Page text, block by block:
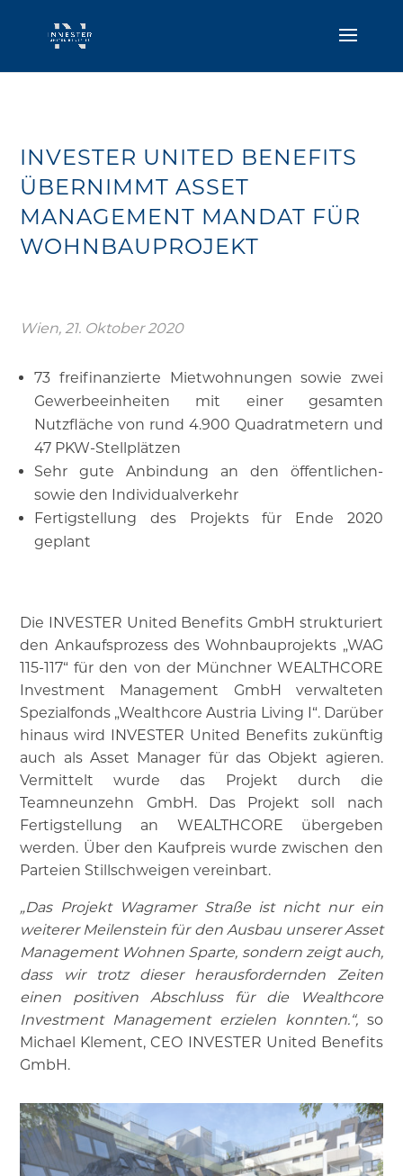
INVESTER UNITED BENEFITS
ÜBERNIMMT ASSET
MANAGEMENT MANDAT FÜR
WOHNBAUPROJEKT
Wien, 21. Oktober 2020
73 freifinanzierte Mietwohnungen sowie zwei
Gewerbeeinheiten mit einer gesamten
Nutzfläche von rund 4.900 Quadratmetern und
47 PKW-Stellplätzen
Sehr gute Anbindung an den öffentlichen-
sowie den Individualverkehr
Fertigstellung des Projekts für Ende 2020
geplant
Die INVESTER United Benefits GmbH strukturiert
den Ankaufsprozess des Wohnbauprojekts „WAG
115-117“ für den von der Münchner WEALTHCORE
Investment Management GmbH verwalteten
Spezialfonds „Wealthcore Austria Living I“. Darüber
hinaus wird INVESTER United Benefits zukünftig
auch als Asset Manager für das Objekt agieren.
Vermittelt wurde das Projekt durch die
Teamneunzehn GmbH. Das Projekt soll nach
Fertigstellung an WEALTHCORE übergeben
werden. Über den Kaufpreis wurde zwischen den
Parteien Stillschweigen vereinbart.
„Das Projekt Wagramer Straße ist nicht nur ein
weiterer Meilenstein für den Ausbau unserer Asset
Management Wohnen Sparte, sondern zeigt auch,
dass wir trotz dieser herausfordernden Zeiten
einen positiven Abschluss für die Wealthcore
Investment Management erzielen konnten.“,so
Michael Klement, CEO INVESTER United Benefits
GmbH.